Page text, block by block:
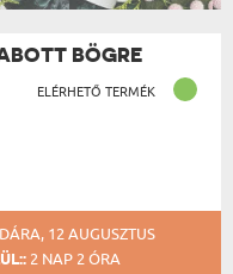
BÖGRE
ELÉRHETŐ TERMÉK
12 AUGUSZTUS
2 NAP 2 ÓRA